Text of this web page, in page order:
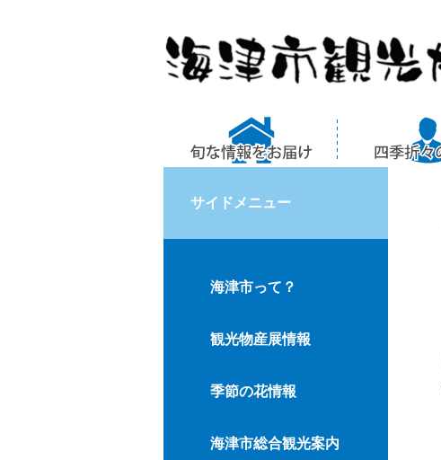
サイドメニュー
海津市って？
観光物産展情報
季節の花情報
海津市総合観光案内